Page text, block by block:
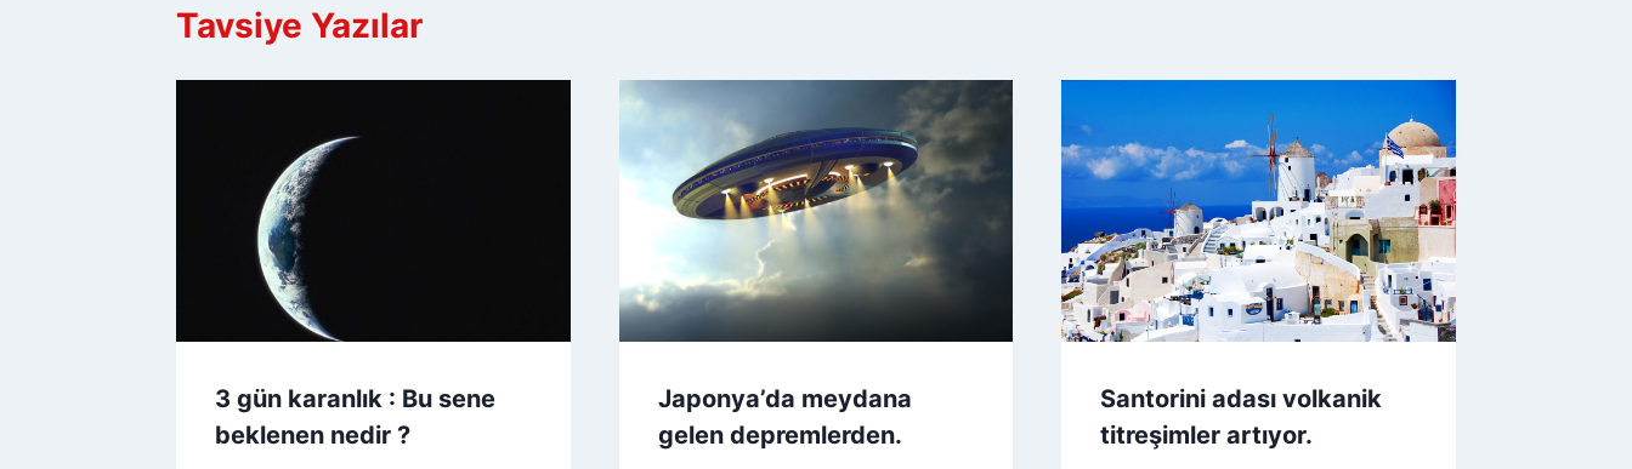
Tavsiye Yazılar
3 gün karanlık : Bu sene
beklenen nedir ?
Japonya’da meydana
gelen depremlerden.
Santorini adası volkanik
titreşimler artıyor.